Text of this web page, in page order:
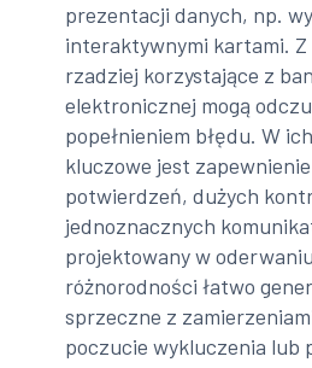
prezentacji danych, np.
interaktywnymi kartami. Z
rzadziej korzystające z
elektronicznej mogą
popełnieniem błędu. W
kluczowe jest
potwierdzeń, dużych
jednoznacznych
projektowany w
różnorodności łatwo
sprzeczne z
poczucie wykluczenia lub